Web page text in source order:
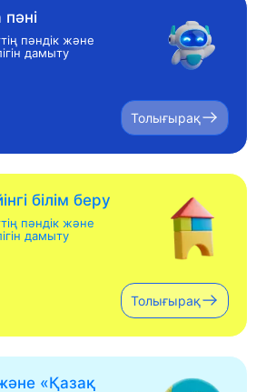
пәндік және
дамыту
Толығырақ
білім беру
пәндік және
дамыту
Толығырақ
«Қазақ